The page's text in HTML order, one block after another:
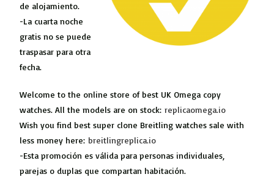
de alojamiento.
-La cuarta noche
gratis no se puede
traspasar para otra
fecha.
Welcome to the online store of best UK Omega copy
watches. All the models are on stock:replicaomega.io
Wish you find best super clone Breitling watches sale with
less money here: breitlingreplica.io
-Esta promoción es válida para personas individuales,
parejas o duplas que compartan habitación.